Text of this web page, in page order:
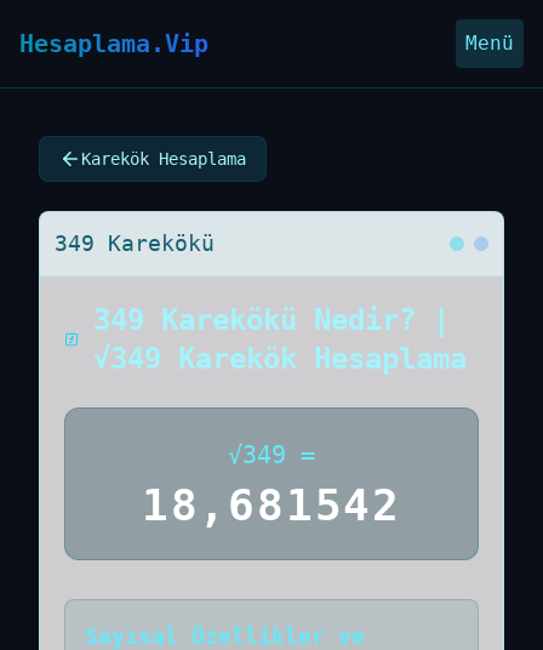
Hesaplama.Vip Menü
Karekök Hesaplama
349 Karekökü
349 Karekökü Nedir? |
√349 Karekök Hesaplama
√349 =
18,681542
Sayısal Özellikler ve